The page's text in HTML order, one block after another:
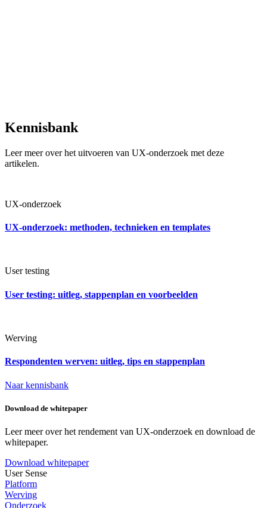
Kennisbank
Leer meer over het uitvoeren van UX-onderzoek met deze
artikelen.
UX-onderzoek
UX-onderzoek: methoden, technieken en templates
User testing
User testing: uitleg, stappenplan en voorbeelden
Werving
Respondenten werven: uitleg, tips en stappenplan
Naar kennisbank
Download de whitepaper
Leer meer over het rendement van UX-onderzoek en download de
whitepaper.
Download whitepaper
User Sense
Platform
Werving
Onderzoek